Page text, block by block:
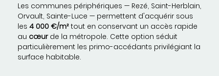
Les communes périphériques — Rezé, Saint-Herblain,
Orvault, Sainte-Luce — permettent d'acquérir sous
les 4 000 €/m²tout en conservant un accès rapide
au cœurde la métropole. Cette option séduit
particulièrement les primo-accédants privilégiant la
surface habitable.